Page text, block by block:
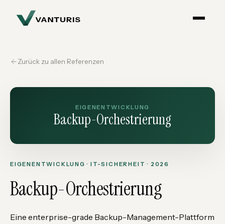
Zurück zu allen Referenzen
EIGENENTWICKLUNG · IT-SICHERHEIT · 2026
Backup-Orchestrierung
Eine enterprise-grade Backup-Management-Plattform
EIGENENTWICKLUNG
Backup-Orchestrierung